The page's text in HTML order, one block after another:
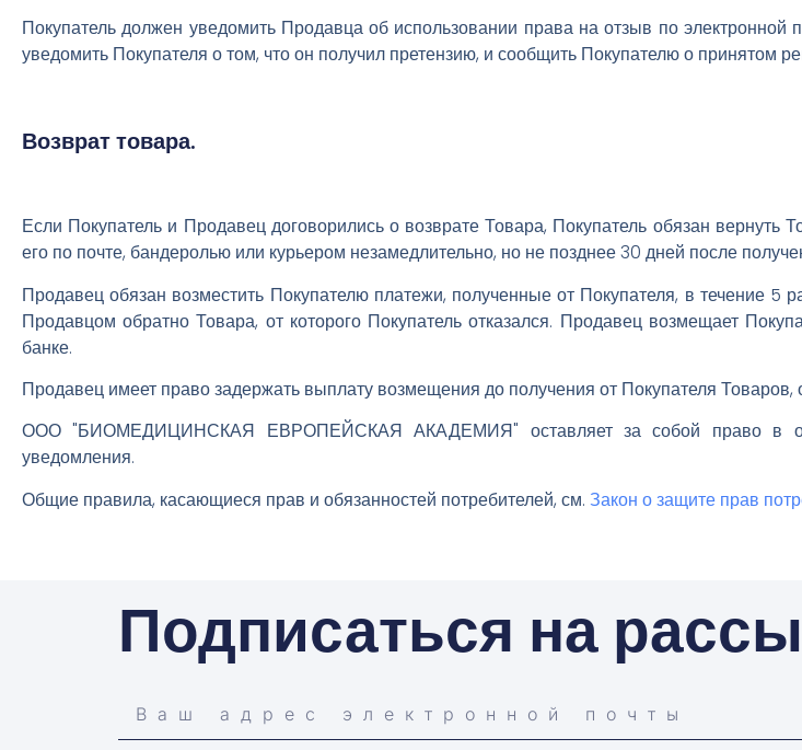
Покупатель должен уведомить Продавца об использовании права на отзыв по
уведомить Покупателя о том, что он получил претензию, и сообщить Покупателю о принятом
Возврат товара.
Если Покупатель и Продавец договорились о возврате Товара, Покупатель обязан
его по почте, бандеролью или курьером незамедлительно, но не позднее 30 дней после
Продавец обязан возместить Покупателю платежи, полученные от Покупателя, в течение
Продавцом обратно Товара, от которого Покупатель отказался. Продавец возмещает
банке.
Продавец имеет право задержать выплату возмещения до получения от Покупателя Товаров,
ООО "БИОМЕДИЦИНСКАЯ ЕВРОПЕЙСКАЯ АКАДЕМИЯ" оставляет за собой право в
уведомления.
Общие правила, касающиеся прав и обязанностей потребителей, см. Закон о защите прав
Подписаться на